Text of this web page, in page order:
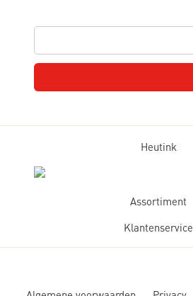
Heutink
Assortiment
Klantenservice